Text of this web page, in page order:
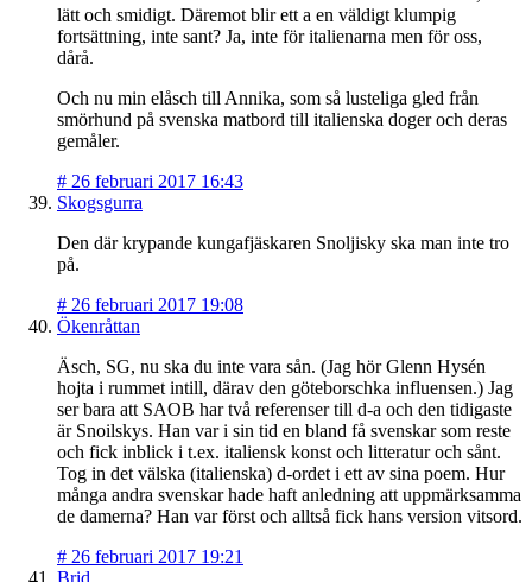
lätt och smidigt. Däremot blir ett a en väldigt klumpig
fortsättning, inte sant? Ja, inte för italienarna men för oss,
dårå.
Och nu min elåsch till Annika, som så lusteliga gled från
smörhund på svenska matbord till italienska doger och deras
gemåler.
# 26 februari 2017 16:43
Skogsgurra
Den där krypande kungafjäskaren Snoljisky ska man inte tro
på.
# 26 februari 2017 19:08
Ökenråttan
Äsch, SG, nu ska du inte vara sån. (Jag hör Glenn Hysén
hojta i rummet intill, därav den göteborschka influensen.) Jag
ser bara att SAOB har två referenser till d-a och den tidigaste
är Snoilskys. Han var i sin tid en bland få svenskar som reste
och fick inblick i t.ex. italiensk konst och litteratur och sånt.
Tog in det välska (italienska) d-ordet i ett av sina poem. Hur
många andra svenskar hade haft anledning att uppmärksamma
de damerna? Han var först och alltså fick hans version vitsord.
# 26 februari 2017 19:21
Brid